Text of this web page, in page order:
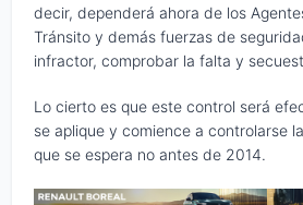
decir, dependerá ahora de los
Tránsito y demás fuerzas de
infractor, comprobar la falta y
Lo cierto es que este control será
se aplique y comience a controlarse la
que se espera no antes de 2014.